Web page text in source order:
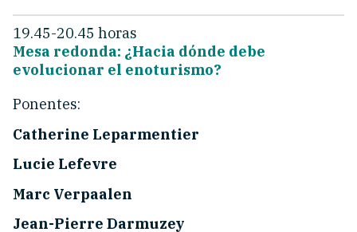
19.45-20.45 horas
Mesa redonda: ¿Hacia dónde debe
evolucionar el enoturismo?
Ponentes:
Catherine Leparmentier
Lucie Lefevre
Marc Verpaalen
Jean-Pierre Darmuzey